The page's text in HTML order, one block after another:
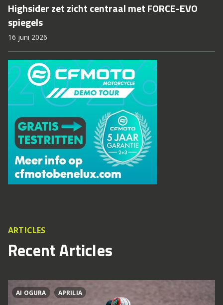
Highsider zet zicht centraal met FORCE-EVO
spiegels
16 juni 2026
ARTICLES
Recent Articles
AI OGURA APRILIA